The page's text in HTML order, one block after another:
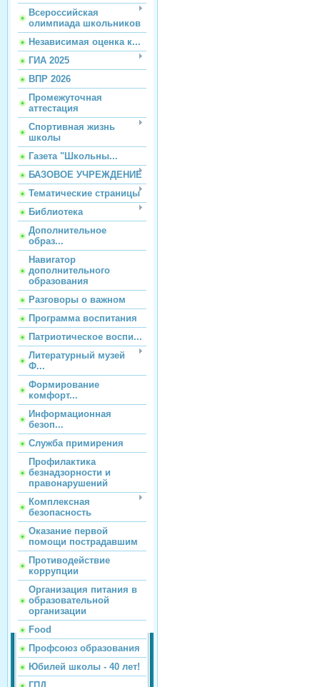
Всероссийская
олимпиада школьников
Независимая оценка к...
ГИА 2025
ВПР 2026
Промежуточная
аттестация
Спортивная жизнь
школы
Газета "Школьны...
БАЗОВОЕ УЧРЕЖДЕНИЕ
Тематические страницы
Библиотека
Дополнительное
образ...
Навигатор
дополнительного
образования
Разговоры о важном
Программа воспитания
Патриотическое воспи...
Литературный музей
Ф...
Формирование
комфорт...
Информационная
безоп...
Служба примирения
Профилактика
безнадзорности и
правонарушений
Комплексная
безопасность
Оказание первой
помощи пострадавшим
Противодействие
коррупции
Организация питания в
образовательной
организации
Food
Профсоюз образования
Юбилей школы - 40 лет!